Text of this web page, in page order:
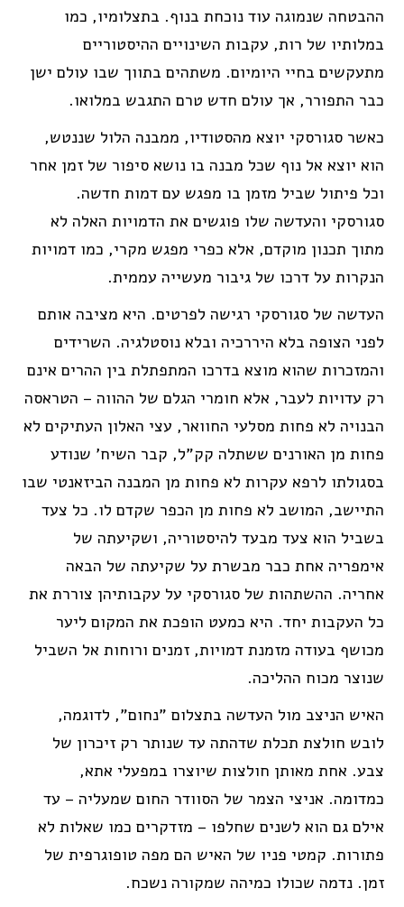
ההבטחה שנמוגה עוד נוכחת בנוף. בתצלומיו, כמו
במלותיו של רות, עקבות השינויים ההיסטוריים
מתעקשים בחיי היומיום. משתהים בתווך שבו עולם ישן
כבר התפורר, אך עולם חדש טרם התגבש במלואו.
כאשר סגורסקי יוצא מהסטודיו, ממבנה הלול שננטש,
הוא יוצא אל נוף שכל מבנה בו נושא סיפור של זמן אחר
וכל פיתול שביל מזמן בו מפגש עם דמות חדשה.
סגורסקי והעדשה שלו פוגשים את הדמויות האלה לא
מתוך תכנון מוקדם, אלא כפרי מפגש מקרי, כמו דמויות
הנקרות על דרכו של גיבור מעשייה עממית.
העדשה של סגורסקי רגישה לפרטים. היא מציבה אותם
לפני הצופה בלא היררכיה ובלא נוסטלגיה. השרידים
והמזכרות שהוא מוצא בדרכו המתפתלת בין ההרים אינם
רק עדויות לעבר, אלא חומרי הגלם של ההווה – הטראסה
הבנויה לא פחות מסלעי החוואר, עצי האלון העתיקים לא
פחות מן האורנים ששתלה קק"ל, קבר השיח' שנודע
בסגולתו לרפא עקרות לא פחות מן המבנה הביזאנטי שבו
התיישב, המושב לא פחות מן הכפר שקדם לו. כל צעד
בשביל הוא צעד מבעד להיסטוריה, ושקיעתה של
אימפריה אחת כבר מבשרת על שקיעתה של הבאה
אחריה. ההשתהות של סגורסקי על עקבותיהן צוררת את
כל העקבות יחד. היא כמעט הופכת את המקום ליער
מכושף בעודה מזמנת דמויות, זמנים ורוחות אל השביל
שנוצר מכוח ההליכה.
האיש הניצב מול העדשה בתצלום "נחום", לדוגמה,
לובש חולצת תכלת שדהתה עד שנותר רק זיכרון של
צבע. אחת מאותן חולצות שיוצרו במפעלי אתא,
כמדומה. אניצי הצמר של הסוודר החום שמעליה – עד
אילם גם הוא לשנים שחלפו – מזדקרים כמו שאלות לא
פתורות. קמטי פניו של האיש הם מפה טופוגרפית של
זמן. נדמה שכולו כמיהה שמקורה נשכח.